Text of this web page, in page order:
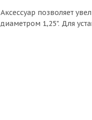
Аксессуар позволяет
диаметром 1,25". Для